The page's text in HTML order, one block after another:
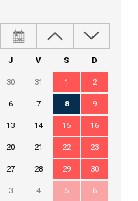
J V S D
30 31 1 2
6 7 8 9
13 14 15 16
20 21 22 23
27 28 29 30
3 4 5 6